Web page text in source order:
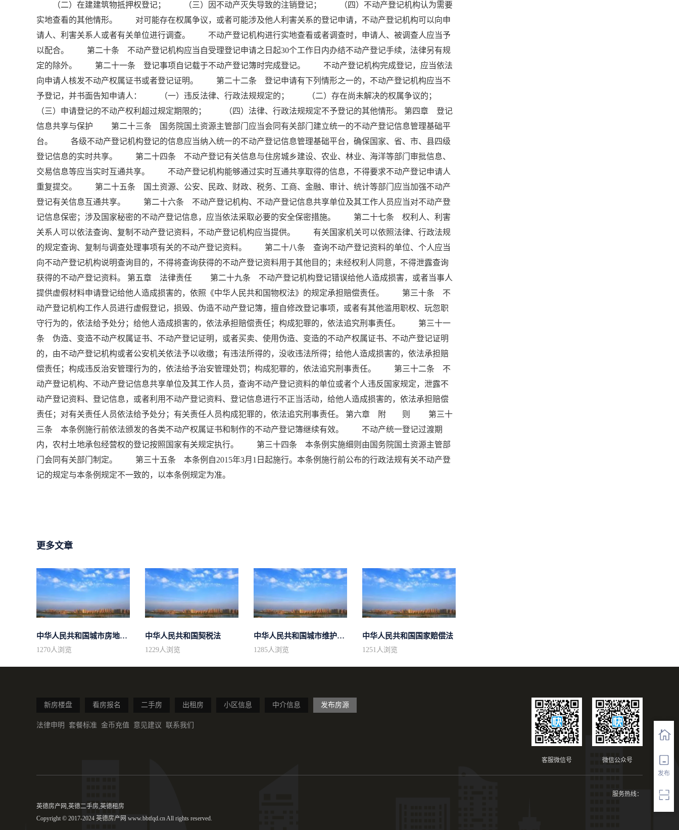
发布
（二）在建建筑物抵押权登记； （三）因不动产灭失导致的注销登记； （四）不动产登记机构认为需要
实地查看的其他情形。 对可能存在权属争议，或者可能涉及他人利害关系的登记申请，不动产登记机构可以向申
请人、利害关系人或者有关单位进行调查。 不动产登记机构进行实地查看或者调查时，申请人、被调查人应当予
以配合。 第二十条 不动产登记机构应当自受理登记申请之日起30个工作日内办结不动产登记手续，法律另有规
定的除外。 第二十一条 登记事项自记载于不动产登记簿时完成登记。 不动产登记机构完成登记，应当依法
向申请人核发不动产权属证书或者登记证明。 第二十二条 登记申请有下列情形之一的，不动产登记机构应当不
予登记，并书面告知申请人： （一）违反法律、行政法规规定的； （二）存在尚未解决的权属争议的；
（三）申请登记的不动产权利超过规定期限的； （四）法律、行政法规规定不予登记的其他情形。 第四章 登记
信息共享与保护 第二十三条 国务院国土资源主管部门应当会同有关部门建立统一的不动产登记信息管理基础平
台。 各级不动产登记机构登记的信息应当纳入统一的不动产登记信息管理基础平台，确保国家、省、市、县四级
登记信息的实时共享。 第二十四条 不动产登记有关信息与住房城乡建设、农业、林业、海洋等部门审批信息、
交易信息等应当实时互通共享。 不动产登记机构能够通过实时互通共享取得的信息，不得要求不动产登记申请人
重复提交。 第二十五条 国土资源、公安、民政、财政、税务、工商、金融、审计、统计等部门应当加强不动产
登记有关信息互通共享。 第二十六条 不动产登记机构、不动产登记信息共享单位及其工作人员应当对不动产登
记信息保密；涉及国家秘密的不动产登记信息，应当依法采取必要的安全保密措施。 第二十七条 权利人、利害
关系人可以依法查询、复制不动产登记资料，不动产登记机构应当提供。 有关国家机关可以依照法律、行政法规
的规定查询、复制与调查处理事项有关的不动产登记资料。 第二十八条 查询不动产登记资料的单位、个人应当
向不动产登记机构说明查询目的，不得将查询获得的不动产登记资料用于其他目的；未经权利人同意，不得泄露查询
获得的不动产登记资料。 第五章 法律责任 第二十九条 不动产登记机构登记错误给他人造成损害，或者当事人
提供虚假材料申请登记给他人造成损害的，依照《中华人民共和国物权法》的规定承担赔偿责任。 第三十条 不
动产登记机构工作人员进行虚假登记，损毁、伪造不动产登记簿，擅自修改登记事项，或者有其他滥用职权、玩忽职
守行为的，依法给予处分；给他人造成损害的，依法承担赔偿责任；构成犯罪的，依法追究刑事责任。 第三十一
条 伪造、变造不动产权属证书、不动产登记证明，或者买卖、使用伪造、变造的不动产权属证书、不动产登记证明
的，由不动产登记机构或者公安机关依法予以收缴；有违法所得的，没收违法所得；给他人造成损害的，依法承担赔
偿责任；构成违反治安管理行为的，依法给予治安管理处罚；构成犯罪的，依法追究刑事责任。 第三十二条 不
动产登记机构、不动产登记信息共享单位及其工作人员，查询不动产登记资料的单位或者个人违反国家规定，泄露不
动产登记资料、登记信息，或者利用不动产登记资料、登记信息进行不正当活动，给他人造成损害的，依法承担赔偿
责任；对有关责任人员依法给予处分；有关责任人员构成犯罪的，依法追究刑事责任。 第六章 附 则 第三十
三条 本条例施行前依法颁发的各类不动产权属证书和制作的不动产登记簿继续有效。 不动产统一登记过渡期
内，农村土地承包经营权的登记按照国家有关规定执行。 第三十四条 本条例实施细则由国务院国土资源主管部
门会同有关部门制定。 第三十五条 本条例自2015年3月1日起施行。本条例施行前公布的行政法规有关不动产登
记的规定与本条例规定不一致的，以本条例规定为准。
更多文章
中华人民共和国城市房地产管理法
1270人浏览
中华人民共和国契税法
1229人浏览
中华人民共和国城市维护建设税法
1285人浏览
中华人民共和国国家赔偿法
1251人浏览
新房楼盘 看房报名 二手房 出租房 小区信息 中介信息 发布房源
法律申明 套餐标准 金币充值 意见建议 联系我们
微信公众号
客服微信号
服务热线：
英德房产网,英德二手房,英德租房
Copyright © 2017-2024 英德房产网 www.bbtfqd.cn All rights reserved.